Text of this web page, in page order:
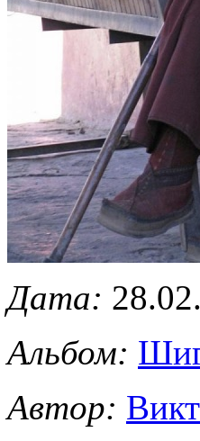
Дата:
Альбом:
Автор: